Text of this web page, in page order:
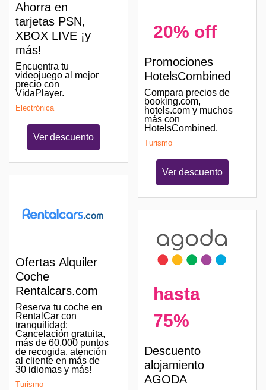
Ahorra en
tarjetas PSN,
XBOX LIVE ¡y
más!
Encuentra tu
videojuego al mejor
precio con
VidaPlayer.
Electrónica
Ver descuento
Ofertas Alquiler
Coche
Rentalcars.com
Reserva tu coche en
RentalCar con
tranquilidad:
Cancelación gratuita,
más de 60.000 puntos
de recogida, atención
al cliente en más de
30 idiomas y más!
Turismo
20% off
Promociones
HotelsCombined
Compara precios de
booking.com,
hotels.com y muchos
más con
HotelsCombined.
Turismo
Ver descuento
hasta
75%
Descuento
alojamiento
AGODA